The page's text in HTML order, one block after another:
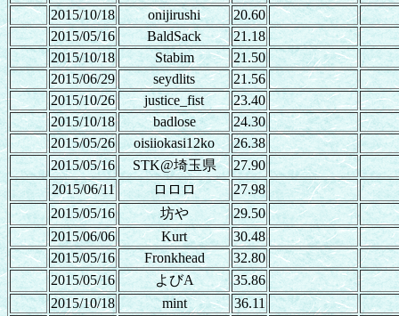
2015/10/18
onijirushi
20.60
2015/05/16
BaldSack
21.18
2015/10/18
Stabim
21.50
2015/06/29
seydlits
21.56
2015/10/26
justice_fist
23.40
2015/10/18
badlose
24.30
2015/05/26
oisiiokasi12ko
26.38
2015/05/16
STK@埼玉県
27.90
2015/06/11
ロロロ
27.98
2015/05/16
坊や
29.50
2015/06/06
Kurt
30.48
2015/05/16
Fronkhead
32.80
2015/05/16
よびA
35.86
2015/10/18
mint
36.11